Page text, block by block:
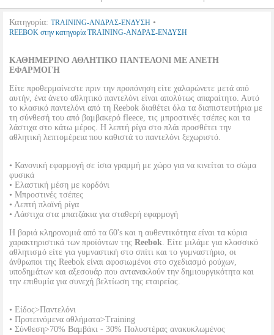
Κατηγορία: TRAINING-ΑΝΔΡΑΣ-ΕΝΔΥΣΗ •
REEBOK στην κατηγορία TRAINING-ΑΝΔΡΑΣ-ΕΝΔΥΣΗ
ΚΑΘΗΜΕΡΙΝΟ ΑΘΛΗΤΙΚΟ ΠΑΝΤΕΛΟΝΙ ΜΕ ΑΝΕΤΗ
ΕΦΑΡΜΟΓΗ
Είτε προθερμαίνεστε πριν την προπόνηση είτε χαλαρώνετε μετά από
αυτήν, ένα άνετο αθλητικό παντελόνι είναι απολύτως απαραίτητο. Αυτό
το κλασικό παντελόνι από τη Reebok διαθέτει όλα τα διαπιστευτήρια με
τη σύνθεσή του από βαμβακερό fleece, τις μπροστινές τσέπες και τα
λάστιχα στο κάτω μέρος. Η λεπτή ρίγα στο πλάι προσθέτει την
αθλητική λεπτομέρεια που καθιστά το παντελόνι ξεχωριστό.
• Κανονική εφαρμογή σε ίσια γραμμή με χώρο για να κινείται το σώμα
φυσικά
• Ελαστική μέση με κορδόνι
• Μπροστινές τσέπες
• Λεπτή πλαϊνή ρίγα
• Λάστιχα στα μπατζάκια για σταθερή εφαρμογή
Η βαριά κληρονομιά από τα 60's και η αυθεντικότητα είναι τα κύρια
χαρακτηριστικά των προϊόντων της Reebok. Είτε μιλάμε για κλασσικό
αθλητισμό είτε για γυμναστική στο σπίτι και το γυμναστήριο, οι
άνθρωποι της Reebok είναι αφοσιωμένοι στο σχεδιασμό ρούχων,
υποδημάτων και αξεσουάρ που αντανακλούν την δημιουργικότητα και
την επιθυμία για συνεχή βελτίωση της εταιρείας.
• Είδος>Παντελόνι
• Προτεινόμενα αθλήματα>Training
• Σύνθεση>70% Βαμβάκι - 30% Πολυστέρας ανακυκλωμένος